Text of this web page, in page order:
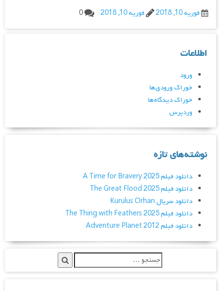
فوریه 10, 2018
فوریه 10, 2018 0
اطلاعات
ورود
خوراک ورودی‌ها
خوراک دیدگاه‌ها
وردپرس
نوشته‌های تازه
دانلود فیلم A Time for Bravery 2025
دانلود فیلم The Great Flood 2025
دانلود سریال Kurulus Orhan
دانلود فیلم The Thing with Feathers 2025
دانلود فیلم Adventure Planet 2012